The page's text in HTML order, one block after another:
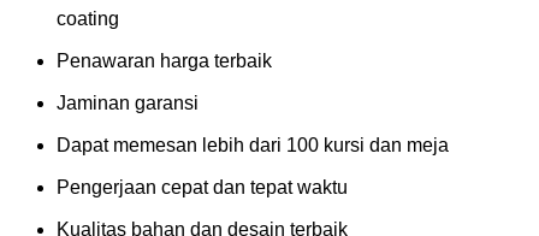
coating
Penawaran harga terbaik
Jaminan garansi
Dapat memesan lebih dari 100 kursi dan meja
Pengerjaan cepat dan tepat waktu
Kualitas bahan dan desain terbaik